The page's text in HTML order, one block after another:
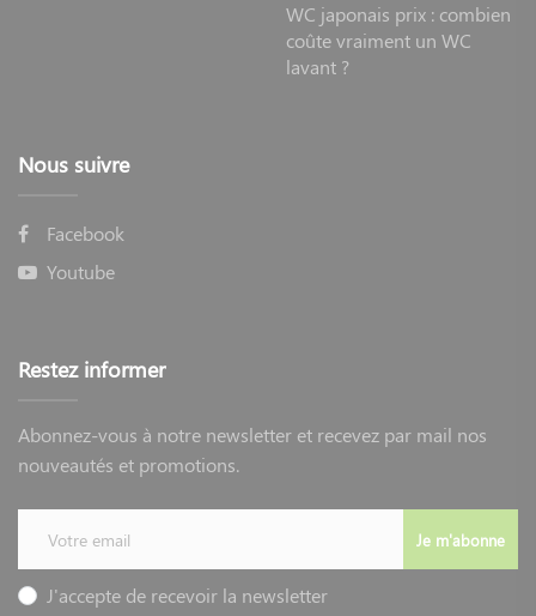
WC japonais prix : combien
coûte vraiment un WC
lavant ?
Nous suivre
Facebook
Youtube
Restez informer
Abonnez-vous à notre newsletter et recevez par mail nos
nouveautés et promotions.
Je m'abonne
J'accepte de recevoir la newsletter